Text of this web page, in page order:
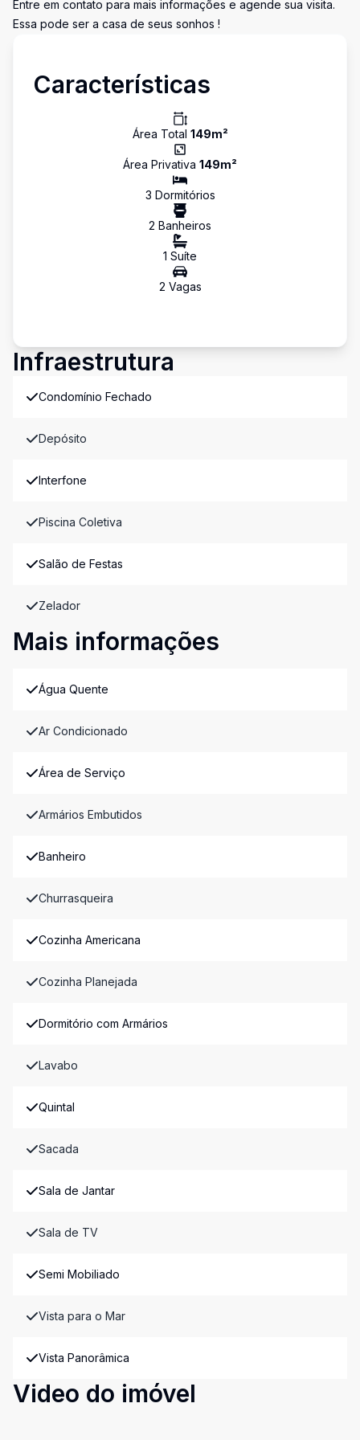
Entre em contato para mais informações e agende sua visita.
Essa pode ser a casa de seus sonhos !
Características
Área Total 149m²
Área Privativa 149m²
3 Dormitórios
2 Banheiros
1 Suíte
2 Vagas
Infraestrutura
Condomínio Fechado
Depósito
Interfone
Piscina Coletiva
Salão de Festas
Zelador
Mais informações
Água Quente
Ar Condicionado
Área de Serviço
Armários Embutidos
Banheiro
Churrasqueira
Cozinha Americana
Cozinha Planejada
Dormitório com Armários
Lavabo
Quintal
Sacada
Sala de Jantar
Sala de TV
Semi Mobiliado
Vista para o Mar
Vista Panorâmica
Video do imóvel